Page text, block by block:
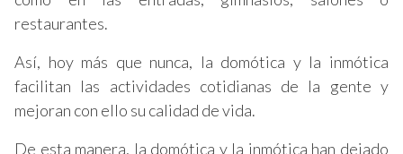
restaurantes.
Así, hoy más que nunca, la domótica y la inmótica
facilitan las actividades cotidianas de la gente y
mejoran con ello su calidad de vida.
De esta manera, la domótica y la inmótica han dejado